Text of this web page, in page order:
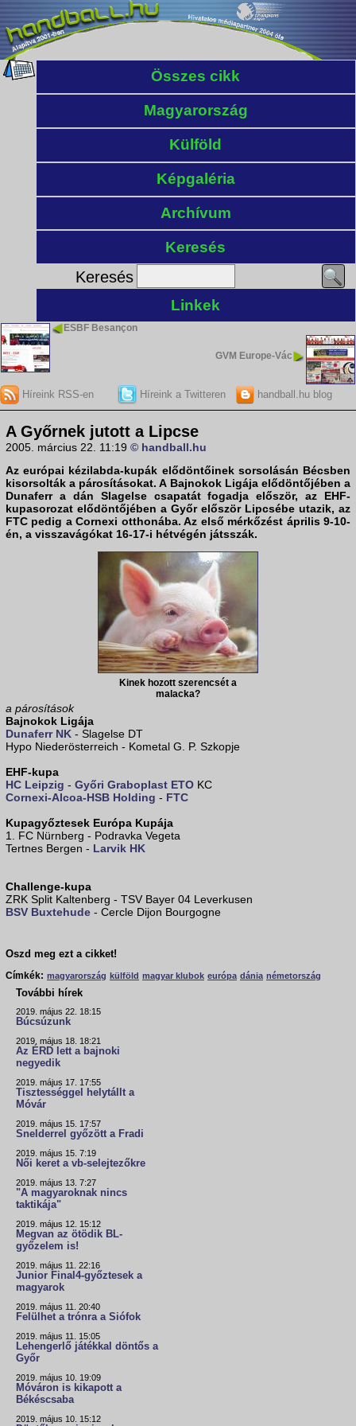
Összes cikk
Magyarország
Külföld
Képgaléria
Archívum
Keresés
Keresés
Linkek
ESBF Besançon
GVM Europe-Vác
Híreink RSS-en Híreink a Twitteren handball.hu blog
A Győrnek jutott a Lipcse
2005. március 22. 11:19 © handball.hu
Az európai kézilabda-kupák elődöntőinek sorsolásán Bécsben
kisorsolták a párosításokat. A Bajnokok Ligája elődöntőjében a
Dunaferr a dán Slagelse csapatát fogadja először, az EHF-
kupasorozat elődöntőjében a Győr először Lipcsébe utazik, az
FTC pedig a Cornexi otthonába. Az első mérkőzést április 9-10-
én, a visszavágókat 16-17-i hétvégén játsszák.
Kinek hozott szerencsét a
malacka?
a párosítások
Bajnokok Ligája
Dunaferr NK - Slagelse DT
Hypo Niederösterreich - Kometal G. P. Szkopje
EHF-kupa
HC Leipzig - Győri Graboplast ETO KC
Cornexi-Alcoa-HSB Holding - FTC
Kupagyőztesek Európa Kupája
1. FC Nürnberg - Podravka Vegeta
Tertnes Bergen - Larvik HK
Challenge-kupa
ZRK Split Kaltenberg - TSV Bayer 04 Leverkusen
BSV Buxtehude - Cercle Dijon Bourgogne
Oszd meg ezt a cikket!
Címkék: magyarország külföld magyar klubok európa dánia németország
További hírek
2019. május 22. 18:15
Búcsúzunk
2019. május 18. 18:21
Az ÉRD lett a bajnoki
negyedik
2019. május 17. 17:55
Tisztességgel helytállt a
Móvár
2019. május 15. 17:57
Snelderrel győzött a Fradi
2019. május 15. 7:19
Női keret a vb-selejtezőkre
2019. május 13. 7:27
"A magyaroknak nincs
taktikája"
2019. május 12. 15:12
Megvan az ötödik BL-
győzelem is!
2019. május 11. 22:16
Junior Final4-győztesek a
magyarok
2019. május 11. 20:40
Felülhet a trónra a Siófok
2019. május 11. 15:05
Lehengerlő játékkal döntős a
Győr
2019. május 10. 19:09
Móváron is kikapott a
Békéscsaba
2019. május 10. 15:12